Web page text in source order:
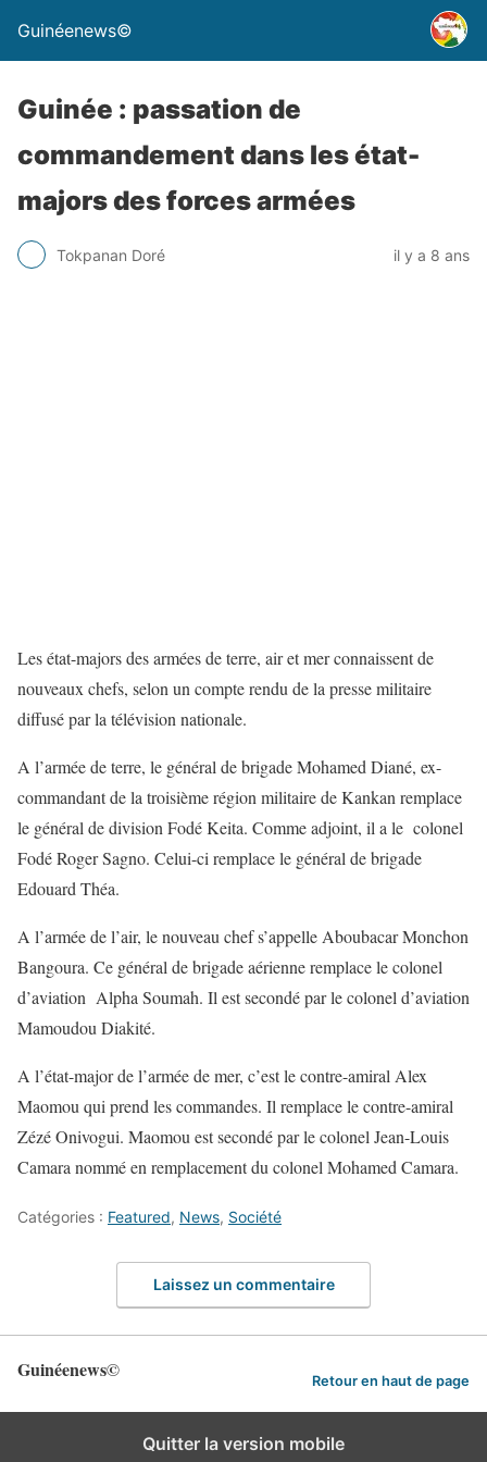
Guinéenews©
Guinée : passation de
commandement dans les état-
majors des forces armées
Tokpanan Doré il y a 8 ans
Les état-majors des armées de terre, air et mer connaissent de
nouveaux chefs, selon un compte rendu de la presse militaire
diffusé par la télévision nationale.
A l’armée de terre, le général de brigade Mohamed Diané, ex-
commandant de la troisième région militaire de Kankan remplace
le général de division Fodé Keita. Comme adjoint, il a le colonel
Fodé Roger Sagno. Celui-ci remplace le général de brigade
Edouard Théa.
A l’armée de l’air, le nouveau chef s’appelle Aboubacar Monchon
Bangoura. Ce général de brigade aérienne remplace le colonel
d’aviation Alpha Soumah. Il est secondé par le colonel d’aviation
Mamoudou Diakité.
A l’état-major de l’armée de mer, c’est le contre-amiral Alex
Maomou qui prend les commandes. Il remplace le contre-amiral
Zézé Onivogui. Maomou est secondé par le colonel Jean-Louis
Camara nommé en remplacement du colonel Mohamed Camara.
Catégories : Featured, News, Société
Laissez un commentaire
Guinéenews© Retour en haut de page
Quitter la version mobile